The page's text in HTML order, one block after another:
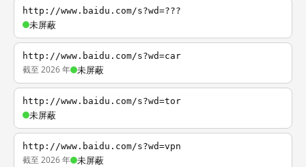
http://www.baidu.com/s?wd=???
未屏蔽
http://www.baidu.com/s?wd=car
截至 2026 年 未屏蔽
http://www.baidu.com/s?wd=tor
未屏蔽
http://www.baidu.com/s?wd=vpn
截至 2026 年 未屏蔽